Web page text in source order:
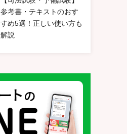
参考書・テキストのおす
すめ5選！正しい使い方も
解説